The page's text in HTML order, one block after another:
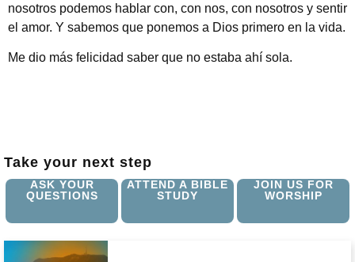
nosotros podemos hablar con, con nos, con nosotros y sentir
el amor. Y sabemos que ponemos a Dios primero en la vida.
Me dio más felicidad saber que no estaba ahí sola.
Take your next step
ASK YOUR
QUESTIONS
ATTEND A BIBLE
STUDY
JOIN US FOR
WORSHIP